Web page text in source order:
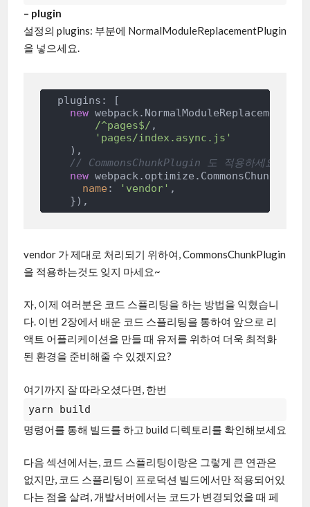
– plugin
설정의 plugins: 부분에 NormalModuleReplacementPlugin
을 넣으세요.
  plugins: [
new
/^pages$/ ,
'pages/index.async.js'
    ),
// CommonsChunkPlugin 도 적용하세요.
new
name : 'vendor' ,
vendor 가 제대로 처리되기 위하여, CommonsChunkPlugin
을 적용하는것도 잊지 마세요~
자, 이제 여러분은 코드 스플리팅을 하는 방법을 익혔습니
다. 이번 2장에서 배운 코드 스플리팅을 통하여 앞으로 리
액트 어플리케이션을 만들 때 유저를 위하여 더욱 최적화
된 환경을 준비해줄 수 있겠지요?
여기까지 잘 따라오셨다면, 한번
yarn build
명령어를 통해 빌드를 하고 build 디렉토리를 확인해보세요
다음 섹션에서는, 코드 스플리팅이랑은 그렇게 큰 연관은
없지만, 코드 스플리팅이 프로덕션 빌드에서만 적용되어있
다는 점을 살려, 개발서버에서는 코드가 변경되었을 때 페